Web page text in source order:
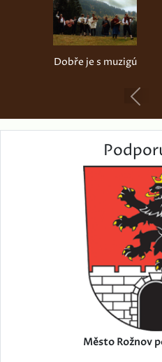
Dobře je s muzigú
Město Rožnov